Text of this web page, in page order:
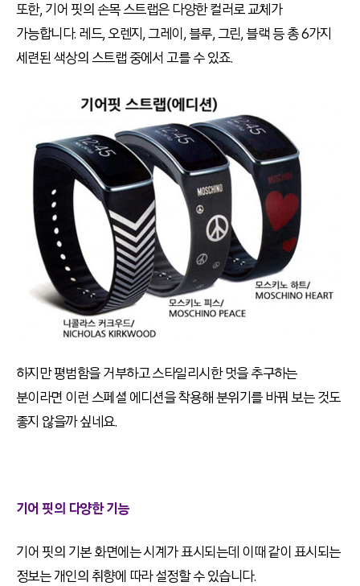
또한, 기어 핏의 손목 스트랩은 다양한 컬러로 교체가
가능합니다. 레드, 오렌지, 그레이, 블루, 그린, 블랙 등 총 6가지
세련된 색상의 스트랩 중에서 고를 수 있죠.
하지만 평범함을 거부하고 스타일리시한 멋을 추구하는
분이라면 이런 스페셜 에디션을 착용해 분위기를 바꿔 보는 것도
좋지 않을까 싶네요.
기어 핏의 다양한 기능
기어 핏의 기본 화면에는 시계가 표시되는데 이때 같이 표시되는
정보는 개인의 취향에 따라 설정할 수 있습니다.